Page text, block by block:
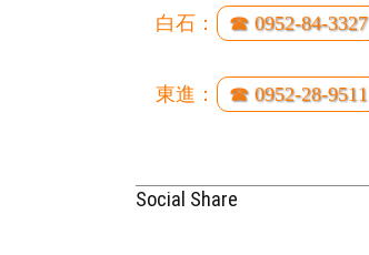
白石： ☎ 0952-84-3327
東進： ☎ 0952-28-9511
Social Share